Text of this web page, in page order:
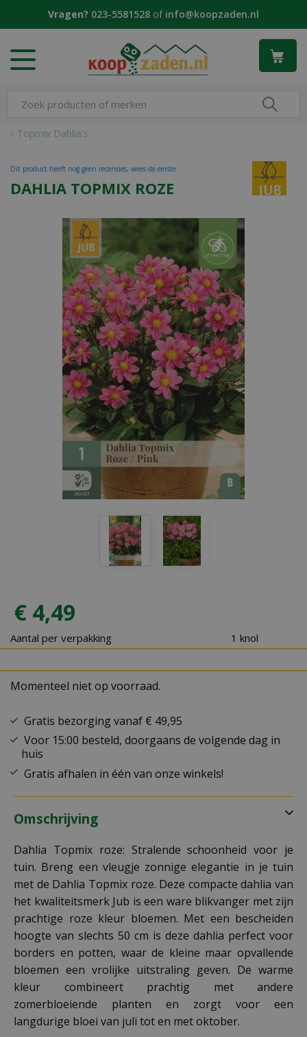
Topmix Dahlia's
Vragen? 023-5581528 of info@koopzaden.nl
DAHLIA TOPMIX ROZE
Dit product heeft nog geen recensies, wees de eerste
€ 4,49
Aantal per verpakking 1 knol
Momenteel niet op voorraad.
Gratis bezorging vanaf € 49,95
Voor 15:00 besteld, doorgaans de volgende dag in
huis
Gratis afhalen in één van onze winkels!
Omschrijving
Dahlia Topmix roze: Stralende schoonheid voor je
tuin. Breng een vleugje zonnige elegantie in je tuin
met de Dahlia Topmix roze. Deze compacte dahlia van
het kwaliteitsmerk Jub is een ware blikvanger met zijn
prachtige roze kleur bloemen. Met een bescheiden
hoogte van slechts 50 cm is deze dahlia perfect voor
borders en potten, waar de kleine maar opvallende
bloemen een vrolijke uitstraling geven. De warme
kleur combineert prachtig met andere
zomerbloeiende planten en zorgt voor een
langdurige bloei van juli tot en met oktober.